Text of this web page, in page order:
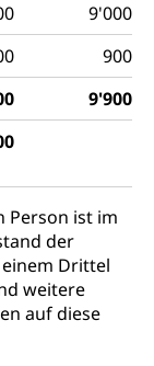
9'000
900
9'900
Person ist im
der
Drittel
weitere
auf diese